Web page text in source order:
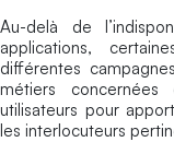
Au-delà de
applications,
différentes
métiers concernées
utilisateurs pour
les interlocuteurs